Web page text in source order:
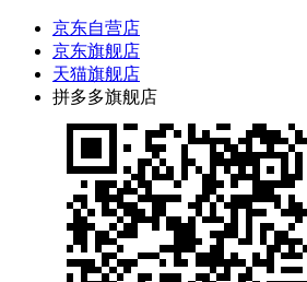
京东自营店
京东旗舰店
天猫旗舰店
拼多多旗舰店